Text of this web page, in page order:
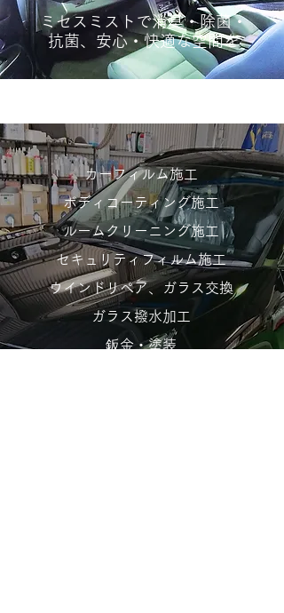
ミセスミストで消臭・除菌・
抗菌、安心・快適な空間を
カーフィルム施工
ボディコーティング施工
ルームクリーニング施工
セキュリティフィルム施工
ウインドリペア、ガラス交換
ガラス撥水加工
鈑金・塗装